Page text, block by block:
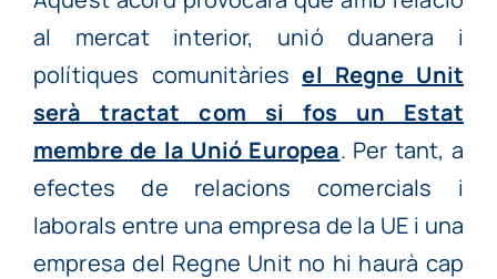
al mercat interior, unió duanera i
polítiques comunitàriesel Regne Unit
serà tractat com si fos un Estat
membre de la Unió Europea. Per tant, a
efectes de relacions comercials i
laborals entre una empresa de la UE i una
empresa del Regne Unit no hi haurà cap